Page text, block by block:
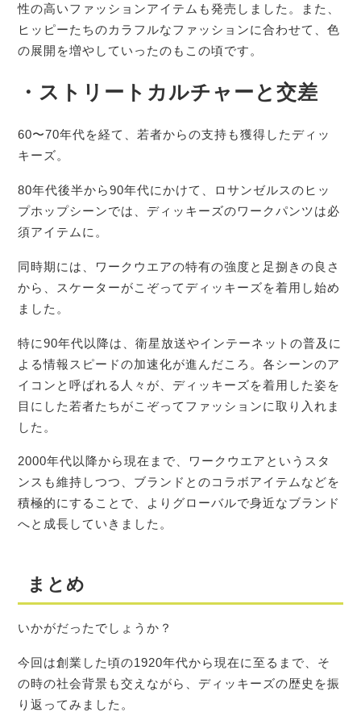
性の高いファッションアイテムも発売しました。また、
ヒッピーたちのカラフルなファッションに合わせて、色
の展開を増やしていったのもこの頃です。
・ストリートカルチャーと交差
60〜70年代を経て、若者からの支持も獲得したディッ
キーズ。
80年代後半から90年代にかけて、ロサンゼルスのヒッ
プホップシーンでは、ディッキーズのワークパンツは必
須アイテムに。
同時期には、ワークウエアの特有の強度と足捌きの良さ
から、スケーターがこぞってディッキーズを着用し始め
ました。
特に90年代以降は、衛星放送やインテーネットの普及に
よる情報スピードの加速化が進んだころ。各シーンのア
イコンと呼ばれる人々が、ディッキーズを着用した姿を
目にした若者たちがこぞってファッションに取り入れま
した。
2000年代以降から現在まで、ワークウエアというスタ
ンスも維持しつつ、ブランドとのコラボアイテムなどを
積極的にすることで、よりグローバルで身近なブランド
へと成長していきました。
まとめ
いかがだったでしょうか？
今回は創業した頃の1920年代から現在に至るまで、そ
の時の社会背景も交えながら、ディッキーズの歴史を振
り返ってみました。